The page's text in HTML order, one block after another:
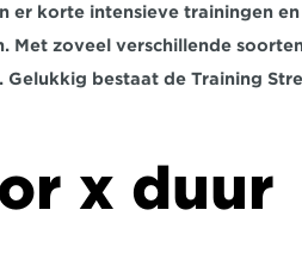
er korte intensieve trainingen
Met zoveel verschillende
bestaat de Training
x duur